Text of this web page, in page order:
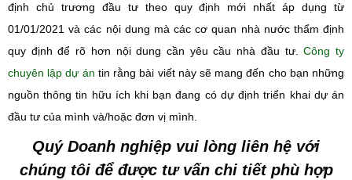
định chủ trương đầu tư theo quy định mới nhất áp dụng từ
01/01/2021 và các nội dung mà các cơ quan nhà nước thẩm định
quy định để rõ hơn nội dung cần yêu cầu nhà đầu tư.Công ty
chuyên lập dự án tin rằng bài viết này sẽ mang đến cho bạn những
nguồn thông tin hữu ích khi bạn đang có dự định triển khai dự án
đầu tư của mình và/hoặc đơn vị mình.
Quý Doanh nghiệp vui lòng liên hệ với
chúng tôi để được tư vấn chi tiết phù hợp